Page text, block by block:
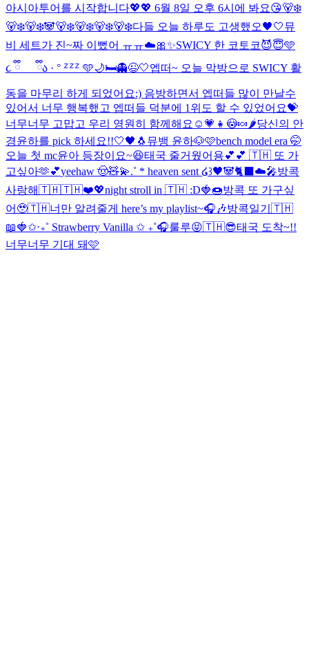
아시아투어를 시작합니다💖💖 6월 8일 오후 6시에 봐요😘🐻‍❄️
🐻‍❄️🐻‍❄️🐼🐻‍❄️🐻‍❄️🐻‍❄️🐻‍❄️다들 오늘 하루도 고생했오🖤🤍뮤
비 세트가 진~짜 이뻤어 ㅠㅠ☁️🎀✨SWICY 한 코토코😈😇🩵
૮ ྀི_ _ ྀིა · ° ᙆᙆᙆ 🩵🌙🛏️👻😉🤍엡떠~ 오늘 막방으로 SWICY 활
동을 마무리 하게 되었어요:) 음방하면서 엡떠들 많이 만날수
있어서 너무 행복했고 엡떠들 덕분에 1위도 할 수 있었어요💝
너무너무 고맙고 우리 영원히 함께해요☺️💗 👧😳🍬🌶️당신의 안
경윤하를 pick 하세요!!🤍🖤🐧 뮤뱅 윤하🐶🩷bench model era 🤭
오늘 첫 mc윤아 등장이요~😆태국 줄거웠어용💕💕 🇹🇭 또 가
고싶아🫶💕yeehaw 🤠🧸💫.˚ * heaven sent ໒꒱🖤🐼🐈‍⬛☁️🎤방콕
사랑해🇹🇭🇹🇭❤️💖night stroll in 🇹🇭 :D🍓🍩방콕 또 가구싶
어🥹🇹🇭너만 알려줄게 here’s my playlist~🎧🎶방콕일기🇹🇭
📖🍓✩‧₊˚ Strawberry Vanilla ✩ ₊˚🎧룰루😝🇹🇭😎태국 도착~!!
너무너무 기대 돼🩷